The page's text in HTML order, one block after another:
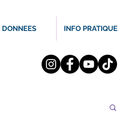
DONNEES INFO PRATIQUE